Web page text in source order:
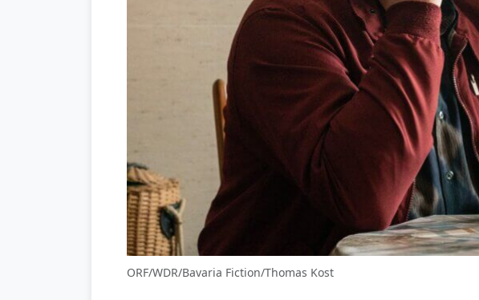
ORF/WDR/Bavaria Fiction/Thomas Kost